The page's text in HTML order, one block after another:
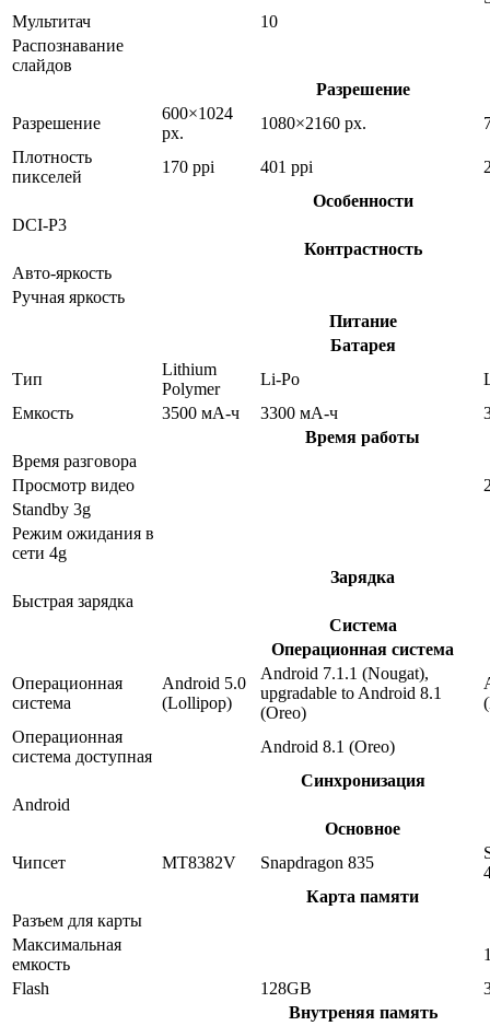
Мультитач
10
Распознавание
слайдов
Разрешение
Разрешение
600×1024
px.
1080×2160 px.
Плотность
пикселей
170 ppi 401 ppi
Особенности
DCI-P3
Контрастность
Авто-яркость
Ручная яркость
Питание
Батарея
Тип
Lithium
Polymer
Li-Po
Емкость
3500 мА-ч 3300 мА-ч
Время работы
Время разговора
Просмотр видео
Standby 3g
Режим ожидания в
сети 4g
Зарядка
Быстрая зарядка
Система
Операционная система
Операционная
система
Android 5.0
(Lollipop)
Android 7.1.1 (Nougat),
upgradable to Android 8.1
(Oreo)
Операционная
система доступная
Android 8.1 (Oreo)
Синхронизация
Android
Основное
Чипсет
MT8382V Snapdragon 835
Карта памяти
Разъем для карты
Максимальная
емкость
Flash
128GB
Внутреняя память